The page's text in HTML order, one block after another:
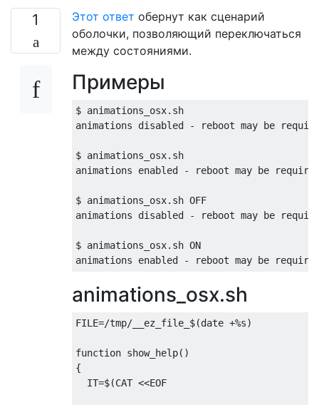
1 Этот ответ обернут как сценарий
оболочки, позволяющий переключаться
между состояниями.
Примеры
$ animations_osx.sh
animations disabled - reboot may be
$ animations_osx.sh
animations enabled - reboot may be
$ animations_osx.sh OFF
animations disabled - reboot may be
$ animations_osx.sh ON
animations_osx.sh
FILE=/tmp/__ez_file_$(date +%s)
function show_help()
{
  IT=$(CAT <<EOF